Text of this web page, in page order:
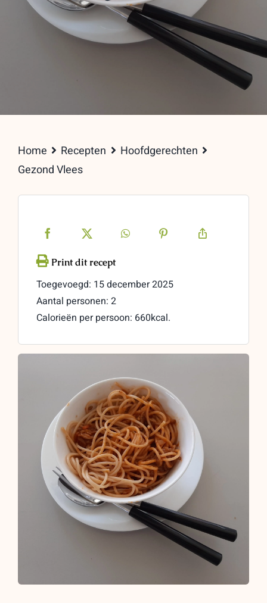
Home Recepten
Hoofdgerechten
Gezond Vlees
Toegevoegd: 15 december 2025
Aantal personen: 2
Calorieën per persoon: 660kcal.